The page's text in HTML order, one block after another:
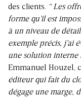
des clients. “ Les
forme qu’il est
à un niveau de
exemple précis, j’ai
une solution interne
Emmanuel Houzel,
éditeur qui fait du
dégage une marge,